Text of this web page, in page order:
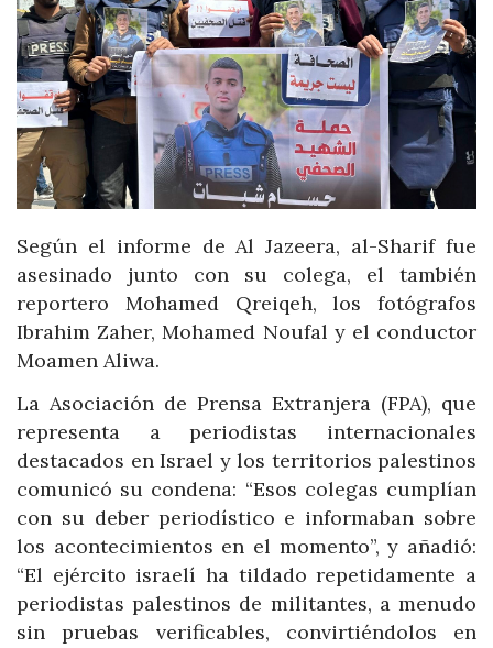
Según el informe de Al Jazeera, al-Sharif fue
asesinado junto con su colega, el también
reportero Mohamed Qreiqeh, los fotógrafos
Ibrahim Zaher, Mohamed Noufal y el conductor
Moamen Aliwa.
La Asociación de Prensa Extranjera (FPA), que
representa a periodistas internacionales
destacados en Israel y los territorios palestinos
comunicó su condena: “Esos colegas cumplían
con su deber periodístico e informaban sobre
los acontecimientos en el momento”, y añadió:
“El ejército israelí ha tildado repetidamente a
periodistas palestinos de militantes, a menudo
sin pruebas verificables, convirtiéndolos en